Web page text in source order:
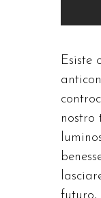
Esiste
nostro